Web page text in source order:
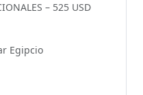
– 525 USD
Egipcio